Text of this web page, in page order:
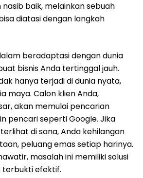
baik, melainkan sebuah
diatasi dengan langkah
beradaptasi dengan dunia
bisnis Anda tertinggal jauh.
hanya terjadi di dunia nyata,
maya. Calon klien Anda,
akan memulai pencarian
pencari seperti Google. Jika
di sana, Anda kehilangan
peluang emas setiap harinya.
masalah ini memiliki solusi
terbukti efektif.